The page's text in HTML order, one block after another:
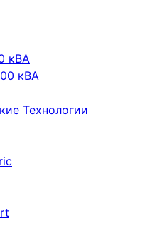
кВА
кВА
Технологии